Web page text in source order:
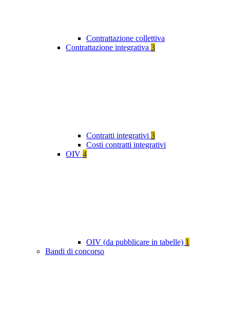
Contrattazione collettiva
Contrattazione integrativa 3
Contratti integrativi 3
Costi contratti integrativi
OIV 4
OIV (da pubblicare in tabelle) 1
Bandi di concorso